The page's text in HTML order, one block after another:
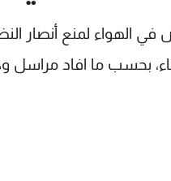
الهواء لمنع أنصار
بحسب ما افاد مراسل